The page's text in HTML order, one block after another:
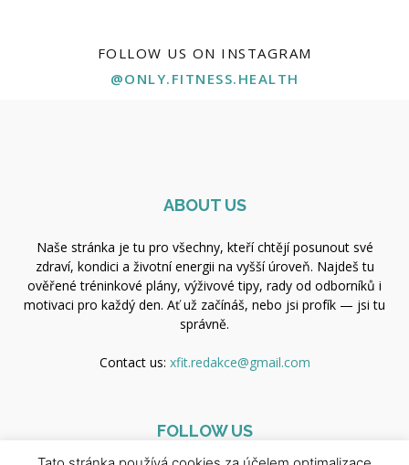
FOLLOW US ON INSTAGRAM
@ONLY.FITNESS.HEALTH
ABOUT US
Naše stránka je tu pro všechny, kteří chtějí posunout své
zdraví, kondici a životní energii na vyšší úroveň. Najdeš tu
ověřené tréninkové plány, výživové tipy, rady od odborníků i
motivaci pro každý den. Ať už začínáš, nebo jsi profík — jsi tu
správně.
Contact us: xfit.redakce@gmail.com
FOLLOW US